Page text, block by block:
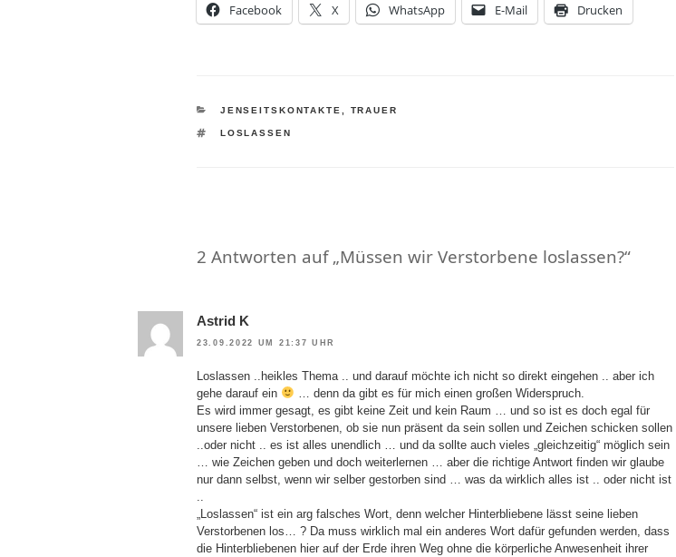
Facebook X WhatsApp E-Mail Drucken
KATEGORIEN
JENSEITSKONTAKTE TRAUER
SCHLAGWÖRTER
LOSLASSEN
2 Antworten auf „Müssen wir Verstorbene loslassen?“
Astrid K
23.09.2022 UM 21:37 UHR
Loslassen ..heikles Thema .. und darauf möchte ich nicht so direkt eingehen .. aber ich
gehe darauf ein
… denn da gibt es für mich einen großen Widerspruch.
Es wird immer gesagt, es gibt keine Zeit und kein Raum … und so ist es doch egal für
unsere lieben Verstorbenen, ob sie nun präsent da sein sollen und Zeichen schicken sollen
..oder nicht .. es ist alles unendlich … und da sollte auch vieles „gleichzeitig“ möglich sein
… wie Zeichen geben und doch weiterlernen … aber die richtige Antwort finden wir glaube
nur dann selbst, wenn wir selber gestorben sind … was da wirklich alles ist .. oder nicht ist
„Loslassen“ ist ein arg falsches Wort, denn welcher Hinterbliebene lässt seine lieben
Verstorbenen los… ? Da muss wirklich mal ein anderes Wort dafür gefunden werden, dass
die Hinterbliebenen hier auf der Erde ihren Weg ohne die körperliche Anwesenheit ihrer